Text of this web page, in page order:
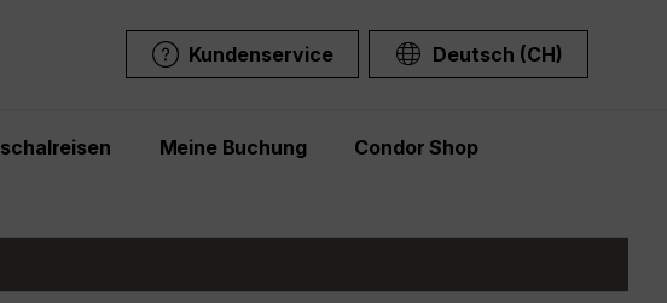
Kundenservice Deutsch (CH)
Meine Buchung Condor Shop